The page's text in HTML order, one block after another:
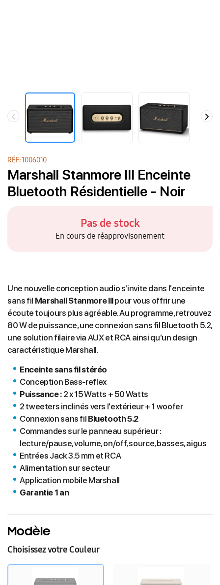
RÉF: 1006010
Marshall Stanmore III Enceinte
Bluetooth Résidentielle - Noir
Pas de stock
En cours de réapprovisonement
Une nouvelle conception audio s'invite dans l'enceinte
sans fil Marshall Stanmore IIIpour vous offrir une
écoute toujours plus agréable. Au programme, retrouvez
80 W de puissance, une connexion sans fil Bluetooth 5.2,
une solution filaire via AUX et RCA ainsi qu'un design
caractéristique Marshall.
Enceinte sans fil stéréo
Conception Bass-reflex
Puissance : 2 x 15 Watts + 50 Watts
2 tweeters inclinés vers l'extérieur + 1 woofer
Connexion sans fil Bluetooth 5.2
Commandes sur le panneau supérieur :
lecture/pause, volume, on/off, source, basses, aigus
Entrées Jack 3.5 mm et RCA
Alimentation sur secteur
Application mobile Marshall
Garantie 1 an
Modèle
Choisissez votre Couleur